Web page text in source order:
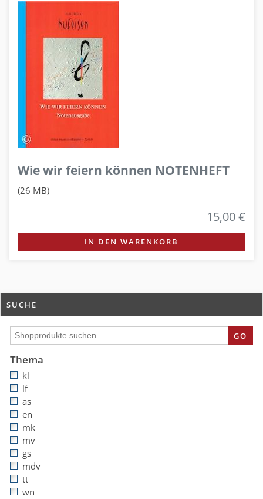
Wie wir feiern können NOTENHEFT
(26 MB)
15,00 €
IN DEN WARENKORB
SUCHE
GO
Thema
kl
lf
as
en
mk
mv
gs
mdv
tt
wn